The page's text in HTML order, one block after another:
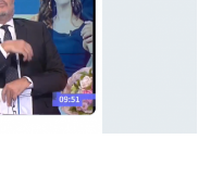
e Ricette
Consigli di Cucina